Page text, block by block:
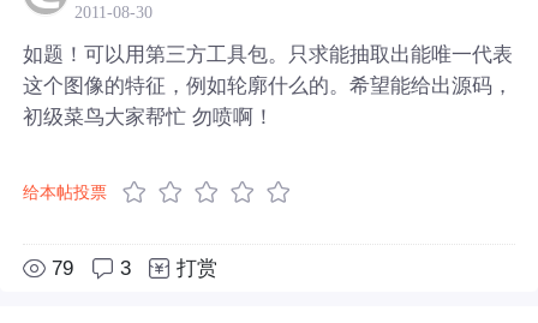
2011-08-30
如题！可以用第三方工具包。只求能抽取出能唯一代表
这个图像的特征，例如轮廓什么的。希望能给出源码，
初级菜鸟大家帮忙 勿喷啊！
给本帖投票
79 3 打赏